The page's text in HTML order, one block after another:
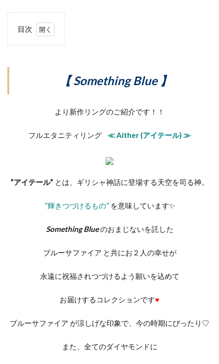
ラザールダイヤモンド婚約指輪
ラザールダイヤモンド結婚指輪
ラフィネ
ラブボンド
リップル
リファ―ジュ
リファージュ
リフォーム
リボン
リリーズ
リリィデュー
りん リング
リングピロー
ルシエ マリッジリング
ルシエエンゲージリング
ルシエブリーズドゥメール
ルシエ婚約指輪
ルフテル
ルミ レアメタル
レイ
レゾナンス
レディアント
レリュイ
ローズクラシックコレクション
ローズクラシック婚約指輪
ローズヒップデュー
ローブドゥマリエ
目次
【 Something Blue 】
より新作リングのご紹介です！！
フルエタニティリング ≪ Aither (アイテール) ≫
”アイテール” とは、ギリシャ神話に登場する天空を司る神。
”輝きつづけるもの”を意味しています✨
Something Blueのおまじないを託した
ブルーサファイア と共にお２人の幸せが
永遠に祝福されつづけるよう願いを込めて
お届けするコレクションです♥
ブルーサファイア が涼しげな印象で、今の時期にぴったり♡
また、全てのダイヤモンドに